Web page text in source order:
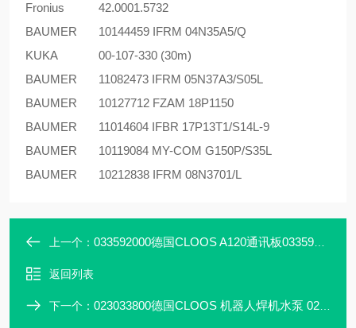
Fronius
42.0001.5732
BAUMER
10144459 IFRM 04N35A5/Q
KUKA
00-107-330 (30m)
BAUMER
11082473 IFRM 05N37A3/S05L
BAUMER
10127712 FZAM 18P1150
BAUMER
11014604 IFBR 17P13T1/S14L-9
BAUMER
10119084 MY-COM G150P/S35L
BAUMER
10212838 IFRM 08N3701/L
上一个： 033592000德国CLOOS A120通讯板033592000
返回列表
下一个： 023033800德国CLOOS 机器人焊机水泵 023033800